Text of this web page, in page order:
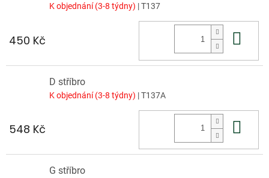
K objednání (3-8 týdny) | T137
450 Kč
D stříbro
K objednání (3-8 týdny) | T137A
548 Kč
G stříbro